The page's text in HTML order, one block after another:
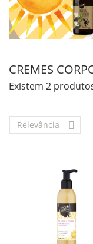
CREMES
Existem 2
Relevância 